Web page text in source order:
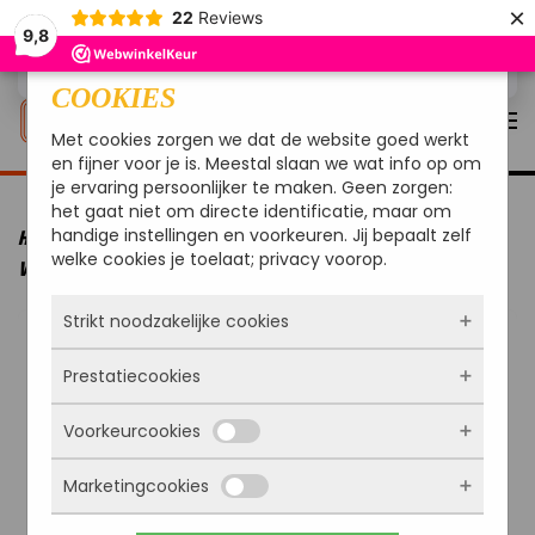
9,8
22 Reviews ×
Overslaan en naar de inhoud gaan
HOME VUUR & WARMTE VUURSCHALEN
REDFIRE OULU
VUURSCHAAL INDUSTRIEEL
COOKIES
Met cookies zorgen we dat de website goed werkt
en fijner voor je is. Meestal slaan we wat info op om
je ervaring persoonlijker te maken. Geen zorgen:
het gaat niet om directe identificatie, maar om
handige instellingen en voorkeuren. Jij bepaalt zelf
welke cookies je toelaat; privacy voorop.
Strikt noodzakelijke cookies
Deze cookies zorgen ervoor dat de website
überhaupt werkt. Ze zijn dus altijd actief en
kunnen niet worden uitgezet. Meestal worden
ze alleen geplaatst als jij iets doet, zoals
inloggen, een formulier invullen of je
privacyvoorkeuren opslaan. Je kunt je browser
zo instellen dat hij deze cookies blokkeert of je
Prestatiecookies
Met deze cookies zien we hoe vaak onze site
bezocht wordt, waar bezoekers vandaan
komen en welke pagina’s populair zijn. Zo
kunnen we de website blijven verbeteren.
Voorkeurcookies
Deze cookies onthouden jouw voorkeuren.
Bijvoorbeeld taalkeuze of ingevulde gegevens.
Marketingcookies